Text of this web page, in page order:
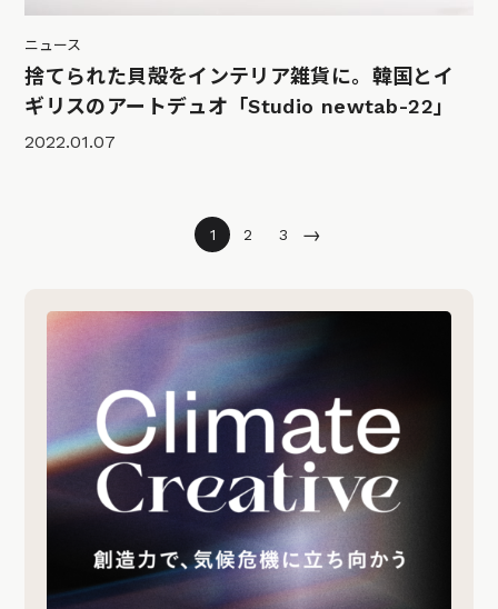
ニュース
捨てられた貝殻をインテリア雑貨に。韓国とイ
ギリスのアートデュオ「Studio newtab-22」
2022.01.07
1 2 3 →